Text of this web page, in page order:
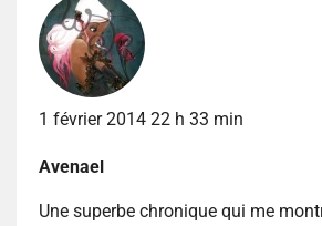
1 février 2014 22 h 33 min
Avenael
Une superbe chronique qui me